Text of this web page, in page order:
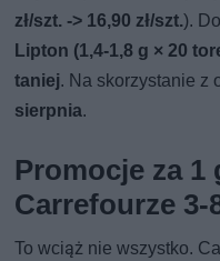
zł/szt. -> 16,90 zł/szt.).
Lipton (1,4-1,8 g × 20
taniej. Na skorzystanie z
sierpnia.
Promocje za 1
Carrefourze 3-
To wciąż nie wszystko.